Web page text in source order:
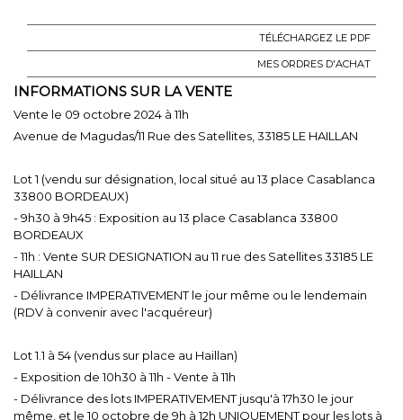
TÉLÉCHARGEZ LE PDF
MES ORDRES D'ACHAT
INFORMATIONS SUR LA VENTE
Vente le 09 octobre 2024 à 11h
Avenue de Magudas/11 Rue des Satellites, 33185 LE HAILLAN
Lot 1 (vendu sur désignation, local situé au 13 place Casablanca
33800 BORDEAUX)
- 9h30 à 9h45 : Exposition au 13 place Casablanca 33800
BORDEAUX
- 11h : Vente SUR DESIGNATION au 11 rue des Satellites 33185 LE
HAILLAN
- Délivrance IMPERATIVEMENT le jour même ou le lendemain
(RDV à convenir avec l'acquéreur)
Lot 1.1 à 54 (vendus sur place au Haillan)
- Exposition de 10h30 à 11h - Vente à 11h
- Délivrance des lots IMPERATIVEMENT jusqu'à 17h30 le jour
même, et le 10 octobre de 9h à 12h UNIQUEMENT pour les lots à